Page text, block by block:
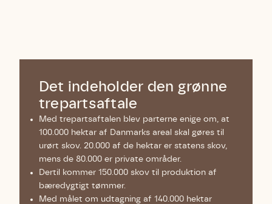
Det indeholder den grønne
trepartsaftale
Med trepartsaftalen blev parterne enige om, at
100.000 hektar af Danmarks areal skal gøres til
urørt skov. 20.000 af de hektar er statens skov,
mens de 80.000 er private områder.
Dertil kommer 150.000 skov til produktion af
bæredygtigt tømmer.
Med målet om udtagning af 140.000 hektar